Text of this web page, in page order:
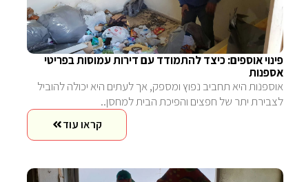
פינוי אוספים: כיצד להתמודד עם דירות עמוסות בפריטי
אספנות
אוספנות היא תחביב נפוץ ומספק, אך לעתים היא יכולה להוביל
לצבירת יתר של חפצים והפיכת הבית למחסן..
קראו עוד